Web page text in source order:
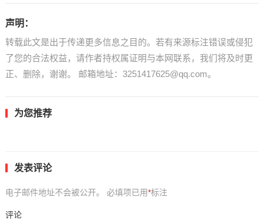
声明：
转载此文是出于传递更多信息之目的。若有来源标注错误或侵犯
了您的合法权益，请作者持权属证明与本网联系，我们将及时更
正、删除，谢谢。 邮箱地址：3251417625@qq.com。
为您推荐
发表评论
电子邮件地址不会被公开。 必填项已用*标注
评论